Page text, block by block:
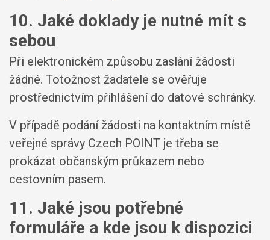
10. Jaké doklady je nutné mít s
sebou
Při elektronickém způsobu zaslání žádosti
žádné. Totožnost žadatele se ověřuje
prostřednictvím přihlášení do datové schránky.
V případě podání žádosti na kontaktním místě
veřejné správy Czech POINT je třeba se
prokázat občanským průkazem nebo
cestovním pasem.
11. Jaké jsou potřebné
formuláře a kde jsou k dispozici